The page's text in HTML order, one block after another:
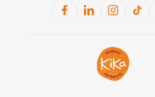
facebooklinkedininstagram